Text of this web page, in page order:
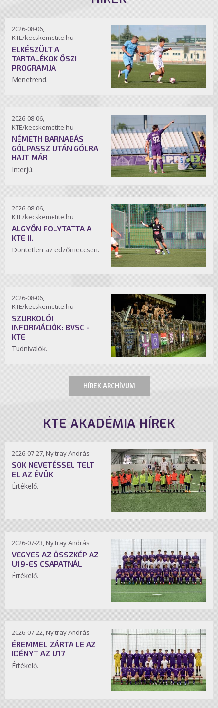
2026-08-06,
KTE/kecskemetite.hu
ELKÉSZÜLT A
TARTALÉKOK ŐSZI
PROGRAMJA
Menetrend.
2026-08-06,
KTE/kecskemetite.hu
NÉMETH BARNABÁS
GÓLPASSZ UTÁN GÓLRA
HAJT MÁR
Interjú.
2026-08-06,
KTE/kecskemetite.hu
ALGYŐN FOLYTATTA A
KTE II.
Döntetlen az edzőmeccsen.
2026-08-06,
KTE/kecskemetite.hu
SZURKOLÓI
INFORMÁCIÓK: BVSC -
KTE
Tudnivalók.
HÍREK ARCHÍVUM
KTE AKADÉMIA HÍREK
2026-07-27, Nyitray András
SOK NEVETÉSSEL TELT
EL AZ ÉVÜK
Értékelő.
2026-07-23, Nyitray András
VEGYES AZ ÖSSZKÉP AZ
U19-ES CSAPATNÁL
Értékelő.
2026-07-22, Nyitray András
ÉREMMEL ZÁRTA LE AZ
IDÉNYT AZ U17
Értékelő.